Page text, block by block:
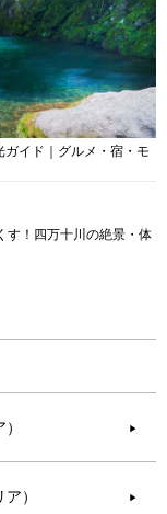
イド｜グルメ・宿・モ
す！四万十川の絶景・体
▶︎
） ▶︎